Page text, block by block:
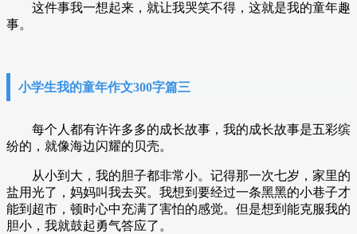
这件事我一想起来，就让我哭笑不得，这就是我的童年趣
事。
小学生我的童年作文300字篇三
每个人都有许许多多的成长故事，我的成长故事是五彩缤
纷的，就像海边闪耀的贝壳。
从小到大，我的胆子都非常小。记得那一次七岁，家里的
盐用光了，妈妈叫我去买。我想到要经过一条黑黑的小巷子才
能到超市，顿时心中充满了害怕的感觉。但是想到能克服我的
胆小，我就鼓起勇气答应了。